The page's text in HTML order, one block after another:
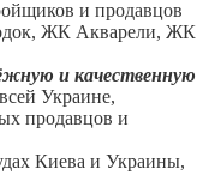
и продавцов
ЖК Акварели, ЖК
и качественную
Украине,
продавцов и
Киева и Украины,